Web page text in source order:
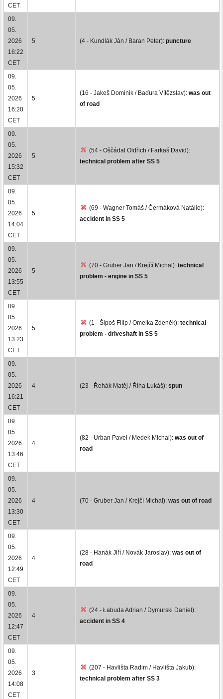
CET
09.
05.
2026
16:22
CET
5 (4 - Kundlák Ján / Baran Peter): puncture
09.
05.
2026
16:20
CET
5
(16 - Jakeš Dominik / Baďura Vítězslav): was out
of road
09.
05.
2026
15:32
CET
5
(54 - Oščádal Oldřich / Farkaš David):
technical problem after SS 5
09.
05.
2026
14:04
CET
5
(69 - Wagner Tomáš / Čermáková Natálie):
accident in SS 5
09.
05.
2026
13:55
CET
5
(70 - Gruber Jan / Krejčí Michal): technical
problem - engine in SS 5
09.
05.
2026
13:23
CET
5
(1 - Šipoš Filip / Omelka Zdeněk): technical
problem - driveshaft in SS 5
09.
05.
2026
16:21
CET
4 (23 - Řehák Matěj / Říha Lukáš): spun
09.
05.
2026
13:46
CET
4
(82 - Urban Pavel / Medek Michal): was out of
road
09.
05.
2026
13:30
CET
4 (70 - Gruber Jan / Krejčí Michal): was out of road
09.
05.
2026
12:49
CET
4
(28 - Hanák Jiří / Novák Jaroslav): was out of
road
09.
05.
2026
12:47
CET
4
(24 - Łabuda Adrian / Dymurski Daniel):
accident in SS 4
09.
05.
2026
14:08
CET
3
(207 - Havlišta Radim / Havlišta Jakub):
technical problem after SS 3